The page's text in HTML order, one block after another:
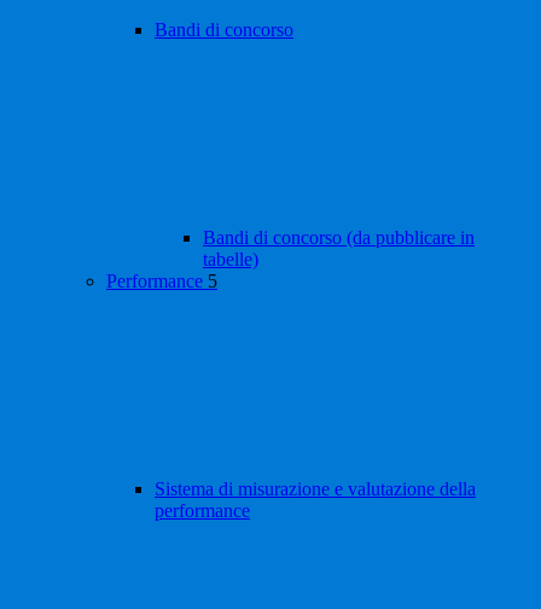
Bandi di concorso
Bandi di concorso (da pubblicare in
tabelle)
Performance 5
Sistema di misurazione e valutazione della
performance